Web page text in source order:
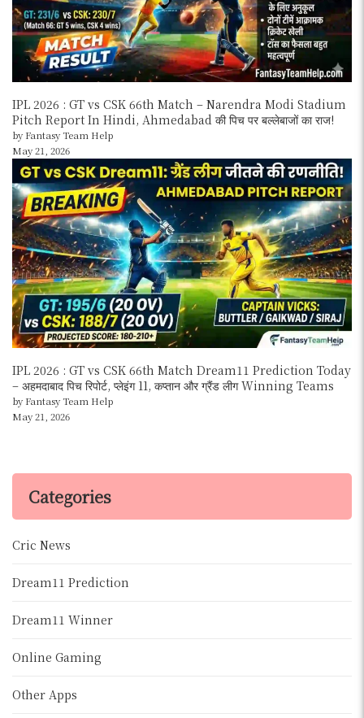
IPL 2026 : GT vs CSK 66th Match – Narendra Modi Stadium
Pitch Report In Hindi, Ahmedabad की पिच पर बल्लेबाजों का राज!
by Fantasy Team Help
May 21, 2026
IPL 2026 : GT vs CSK 66th Match Dream11 Prediction Today
– अहमदाबाद पिच रिपोर्ट, प्लेइंग 11, कप्तान और ग्रैंड लीग Winning Teams
by Fantasy Team Help
May 21, 2026
Categories
Cric News
Dream11 Prediction
Dream11 Winner
Online Gaming
Other Apps